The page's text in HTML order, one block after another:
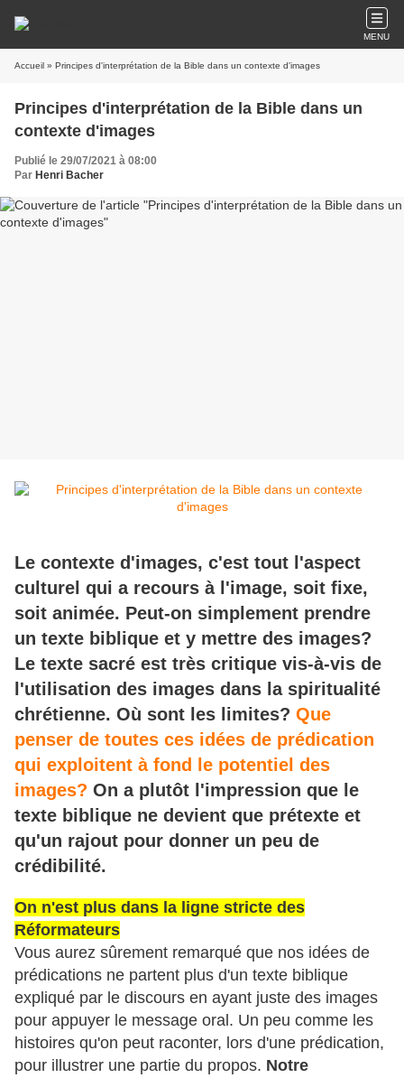
MENU
Accueil » Principes d'interprétation de la Bible dans un contexte d'images
Principes d'interprétation de la Bible dans un
contexte d'images
Publié le 29/07/2021 à 08:00
Par Henri Bacher
Le contexte d'images, c'est tout l'aspect
culturel qui a recours à l'image, soit fixe,
soit animée. Peut-on simplement prendre
un texte biblique et y mettre des images?
Le texte sacré est très critique vis-à-vis de
l'utilisation des images dans la spiritualité
chrétienne. Où sont les limites? Que
penser de toutes ces idées de prédication
qui exploitent à fond le potentiel des
images? On a plutôt l'impression que le
texte biblique ne devient que prétexte et
qu'un rajout pour donner un peu de
crédibilité.
On n'est plus dans la ligne stricte des
Réformateurs
Vous aurez sûrement remarqué que nos idées de
prédications ne partent plus d'un texte biblique
expliqué par le discours en ayant juste des images
pour appuyer le message oral. Un peu comme les
histoires qu'on peut raconter, lors d'une prédication,
pour illustrer une partie du propos. Notre